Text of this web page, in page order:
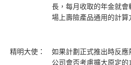
長，每月收取的年金就
場上壽險產品通用的計算
精明大使：
如果計劃正式推出時反
公司會否考慮擴大原定的